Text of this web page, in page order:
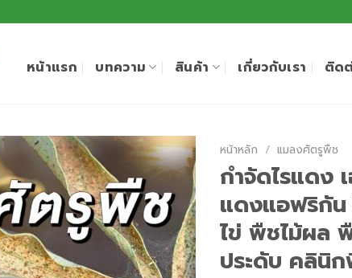
หน้าแรก บทความ สินค้า เกี่ยวกับเรา ติด
หน้าหลัก / แมลงศัตรูพืช
กำจัดไรแดง
แดงแอฟริกัน
ไข่ พืชไม้ผล
ประดับ คลินิ